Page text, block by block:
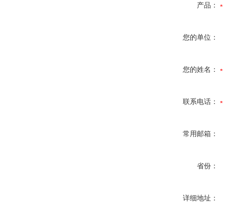
产品：
您的单位：
您的姓名：
联系电话：
常用邮箱：
省份：
详细地址：